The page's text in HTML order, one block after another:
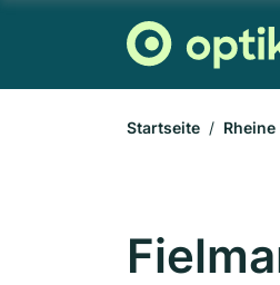
Startseite Rheine